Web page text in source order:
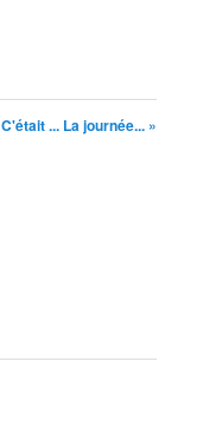
C'était ... La journée... »